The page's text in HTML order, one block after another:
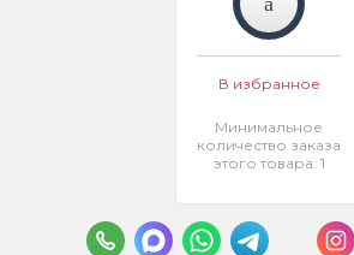
В избранное
Минимальное
количество заказа
этого товара: 1